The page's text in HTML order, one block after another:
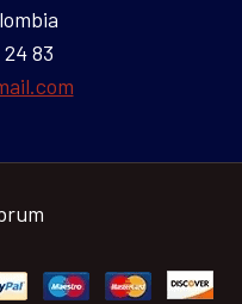
24 83